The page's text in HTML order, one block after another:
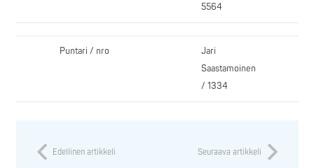
5564
Puntari / nro
Jari
Saastamoinen
/ 1334
Edellinen artikkeli Seuraava artikkeli